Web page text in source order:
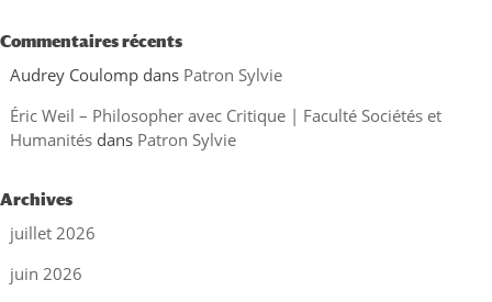
Commentaires récents
Audrey Coulompdans Patron Sylvie
Éric Weil – Philosopher avec Critique | Faculté Sociétés et
Humanitésdans Patron Sylvie
Archives
juillet 2026
juin 2026